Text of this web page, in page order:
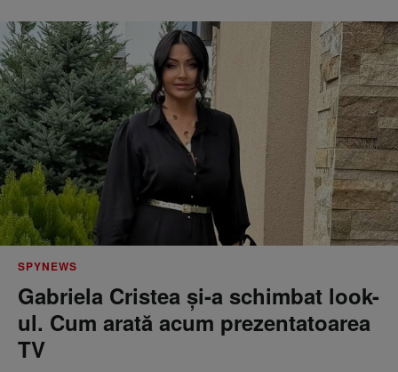
SPYNEWS
Gabriela Cristea și-a schimbat look-
ul. Cum arată acum prezentatoarea
TV